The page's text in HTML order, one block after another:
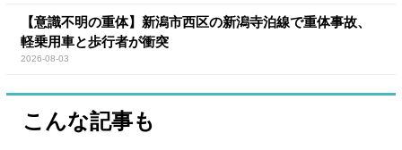
【意識不明の重体】新潟市西区の新潟寺泊線で重体事故、
軽乗用車と歩行者が衝突
2026-08-03
こんな記事も